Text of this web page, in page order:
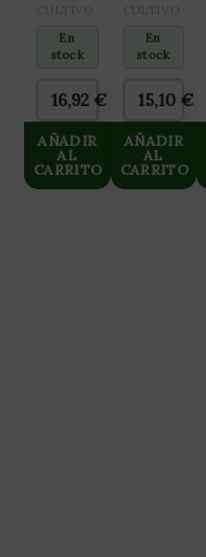
ALL IN
ONE
CULTIVO
DE
MADRES
2L
En
stock
16,92 €
AÑADIR
AL
CARRITO
15X15CM
(2X25M)
En
stock
15,10 €
AÑADIR
AL
CARRITO